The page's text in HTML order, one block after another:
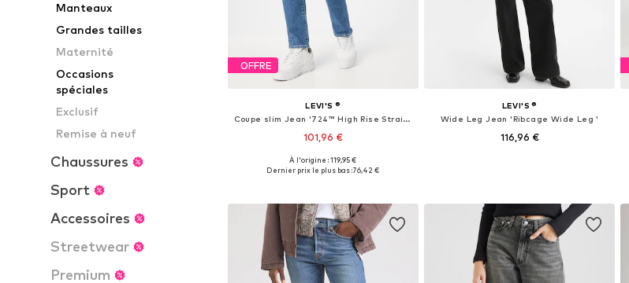
Manteaux
Grandes tailles
Maternité
Occasions
spéciales
Exclusif
Remise à neuf
Chaussures
Sport
Accessoires
Streetwear
Premium
OFFRE
LEVI'S ®
Coupe slim Jean '724™ High Rise Straight'
101,96 €
+16
Disponible en plusieurs tailles
À l'origine : 119,95 €
Dernier prix le plus bas :76,42 €
LEVI'S ®
Wide Leg Jean 'Ribcage Wide Leg '
116,96 €